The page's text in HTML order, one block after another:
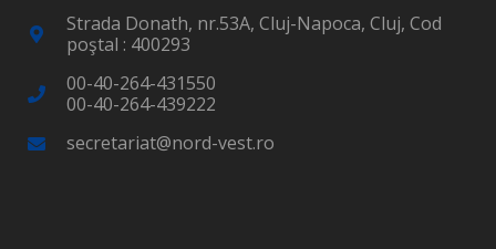
Strada Donath, nr.53A, Cluj-Napoca, Cluj, Cod
poştal : 400293
00-40-264-431550
00-40-264-439222
secretariat@nord-vest.ro